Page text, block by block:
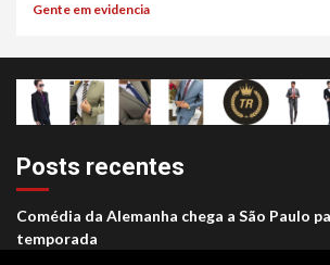
Gente em evidencia
Posts recentes
Comédia da Alemanha chega a São Paulo
temporada